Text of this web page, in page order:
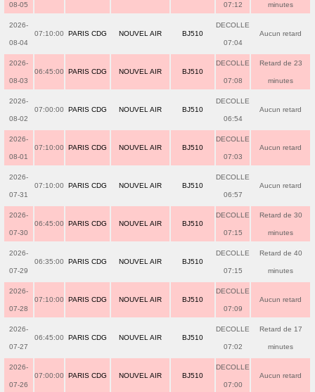
08-05 07:12 minutes
2026-
08-04
07:10:00 PARIS CDG NOUVEL AIR BJ510
DECOLLE
07:04
Aucun retard
2026-
08-03
06:45:00 PARIS CDG NOUVEL AIR BJ510
DECOLLE
07:08
Retard de 23
minutes
2026-
08-02
07:00:00 PARIS CDG NOUVEL AIR BJ510
DECOLLE
06:54
Aucun retard
2026-
08-01
07:10:00 PARIS CDG NOUVEL AIR BJ510
DECOLLE
07:03
Aucun retard
2026-
07-31
07:10:00 PARIS CDG NOUVEL AIR BJ510
DECOLLE
06:57
Aucun retard
2026-
07-30
06:45:00 PARIS CDG NOUVEL AIR BJ510
DECOLLE
07:15
Retard de 30
minutes
2026-
07-29
06:35:00 PARIS CDG NOUVEL AIR BJ510
DECOLLE
07:15
Retard de 40
minutes
2026-
07-28
07:10:00 PARIS CDG NOUVEL AIR BJ510
DECOLLE
07:09
Aucun retard
2026-
07-27
06:45:00 PARIS CDG NOUVEL AIR BJ510
DECOLLE
07:02
Retard de 17
minutes
2026-
07-26
07:00:00 PARIS CDG NOUVEL AIR BJ510
DECOLLE
07:00
Aucun retard